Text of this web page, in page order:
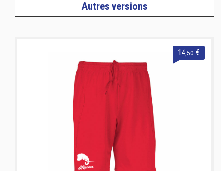
Autres versions
14 ,50 €